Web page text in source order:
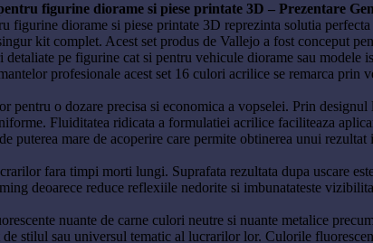
figurine diorame si piese printate 3D – Prezentare
figurine diorame si piese printate 3D reprezinta solutia
kit complet. Acest set produs de Vallejo a fost conceput
pe figurine cat si pentru vehicule diorame sau
profesionale acest set 16 culori acrilice se remarca prin
pentru o dozare precisa si economica a vopselei. Prin
Fluiditatea ridicata a formulatiei acrilice faciliteaza
puterea mare de acoperire care permite obtinerea unui
fara timpi morti lungi. Suprafata rezultata dupa uscare
deoarece reduce reflexiile nedorite si imbunatateste
nuante de carne culori neutre si nuante metalice
stilul sau universul tematic al lucrarilor lor. Culorile